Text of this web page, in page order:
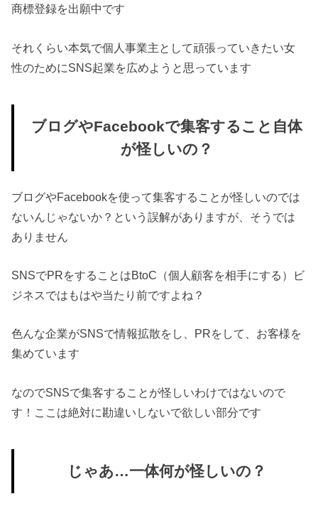
商標登録を出願中です
それくらい本気で個人事業主として頑張っていきたい女
性のためにSNS起業を広めようと思っています
ブログやFacebookで集客すること自体
が怪しいの？
ブログやFacebookを使って集客することが怪しいのでは
ないんじゃないか？という誤解がありますが、そうでは
ありません
SNSでPRをすることはBtoC（個人顧客を相手にする）ビ
ジネスではもはや当たり前ですよね？
色んな企業がSNSで情報拡散をし、PRをして、お客様を
集めています
なのでSNSで集客することが怪しいわけではないので
す！ここは絶対に勘違いしないで欲しい部分です
じゃあ…一体何が怪しいの？